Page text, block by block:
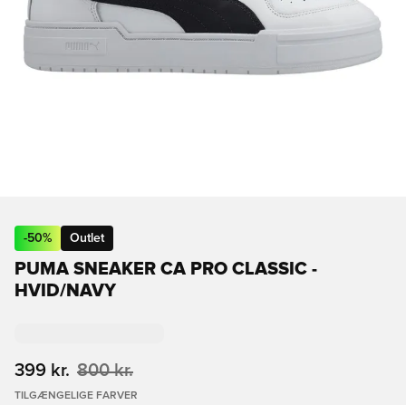
-50% Outlet
PUMA SNEAKER CA PRO CLASSIC -
HVID/NAVY
399 kr. 800 kr.
TILGÆNGELIGE FARVER